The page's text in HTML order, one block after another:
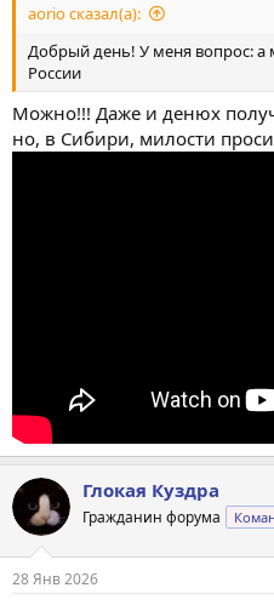
aorio сказал(а):
Добрый день! У меня вопрос: а
России
Можно!!! Даже и денюх
но, в Сибири, милости
Глокая Куздра
Гражданин форума
28 Янв 2026